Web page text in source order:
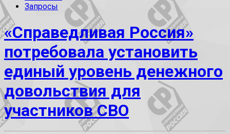
Запросы
«Справедливая Россия»
потребовала установить
единый уровень денежного
довольствия для
участников СВО